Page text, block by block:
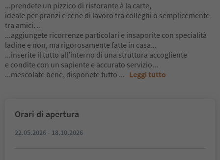
...prendete un pizzico di ristorante à la carte,
ideale per pranzi e cene di lavoro tra colleghi o semplicemente
tra amici…
...aggiungete ricorrenze particolari e insaporite con specialità
ladine e non, ma rigorosamente fatte in casa...
...inserite il tutto all’interno di una struttura accogliente
e condite con un sapiente e accurato servizio...
...mescolate bene, disponete tutto ... Leggi tutto
Orari di apertura
22.05.2026 - 18.10.2026